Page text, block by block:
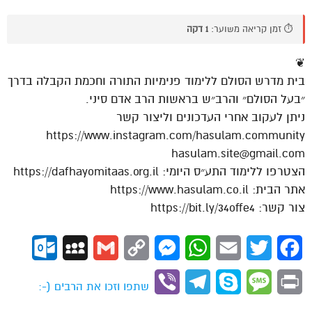
⏱️ זמן קריאה משוער: 1 דקה
❦
בית מדרש הסולם ללימוד פנימיות התורה וחכמת הקבלה בדרך
״בעל הסולם״ והרב״ש בראשות הרב אדם סיני.
ניתן לעקוב אחרי העדכונים וליצור קשר
https://www.instagram.com/hasulam.community
hasulam.site@gmail.com
הצטרפו ללימוד התע״ס היומי: https://dafhayomitaas.org.il
אתר הבית: https://www.hasulam.co.il
צור קשר: https://bit.ly/34offe4
Facebook
Twitter
Email
WhatsApp
Messenger
Copy
Gmail
MySpace
Print
Message
Skype
Telegram
Viber
שתפו וזכו את הרבים (-: